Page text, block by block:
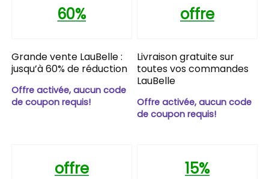
60%
Grande vente LauBelle :
jusqu’à 60% de réduction
Offre activée, aucun code
de coupon requis!
offre
Livraison gratuite sur
toutes vos commandes
LauBelle
Offre activée, aucun code
de coupon requis!
offre 15%